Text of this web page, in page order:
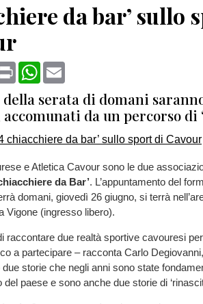
da bar’ sullo
Print WhatsApp
serata di domani
da un percorso di
e Atletica Cavour sono le due
da Bar’. L’appuntamento del
domani, giovedì 26 giugno, si terrà
Vigone (ingresso libero).
raccontare due realtà sportive cavouresi
a partecipare – racconta Carlo
storie che negli anni sono state
paese e sono anche due storie di